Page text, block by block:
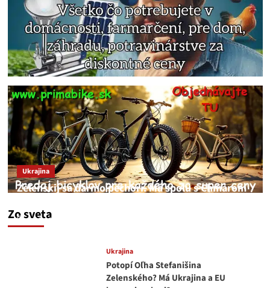
Zo sveta
Ukrajina
Zelenskij sa darmo pechorí. Má spolu s Chmarom
medvedar
Ukrajina
Potopí Oľha Stefanišina
Zelenského? Má Ukrajina a EU